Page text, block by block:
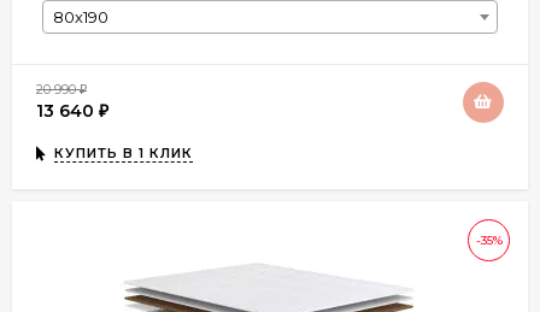
80х190
20 990₽
13 640 ₽
КУПИТЬ В 1 КЛИК
-35%